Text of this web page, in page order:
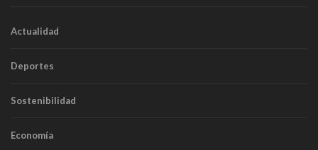
Actualidad
Deportes
Sostenibilidad
Economía